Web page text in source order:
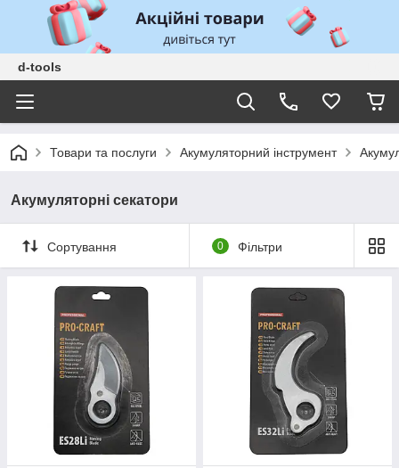
d-tools
Товари та послуги Акумуляторний інструмент
Акумуляторні секатори
Сортування 0 Фільтри